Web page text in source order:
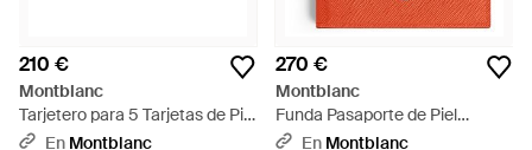
210 €
Montblanc
Tarjetero para 5 Tarjetas de Piel
Sartorial - Rojo
En Montblanc
270 €
Montblanc
Funda Pasaporte de Piel
Sartorial - Naranja
En Montblanc